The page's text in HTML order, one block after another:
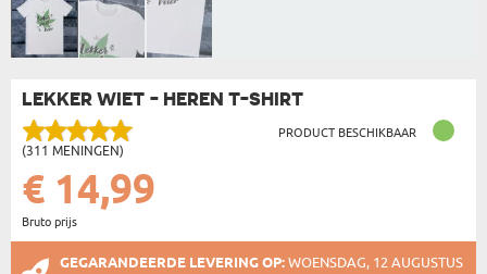
LEKKER WIET - HEREN T-SHIRT
(311 MENINGEN)
PRODUCT BESCHIKBAAR
€ 14,99
Bruto prijs
GEGARANDEERDE LEVERING OP:WOENSDAG, 12 AUGUSTUS